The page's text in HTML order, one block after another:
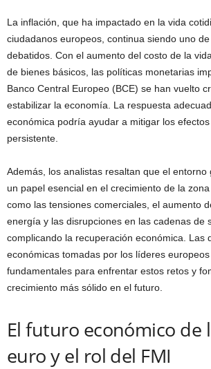
La inflación, que ha impactado en la vida
ciudadanos europeos, continua siendo uno
debatidos. Con el aumento del costo de la
de bienes básicos, las políticas monetarias
Banco Central Europeo (BCE) se han vuelto
estabilizar la economía. La respuesta
económica podría ayudar a mitigar los
persistente.
Además, los analistas resaltan que el entorno
un papel esencial en el crecimiento de la
como las tensiones comerciales, el aumento
energía y las disrupciones en las cadenas de
complicando la recuperación económica. Las
económicas tomadas por los líderes
fundamentales para enfrentar estos retos y
crecimiento más sólido en el futuro.
El futuro económico de
euro y el rol del FMI